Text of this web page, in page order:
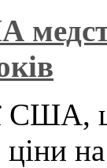
США,
ціни